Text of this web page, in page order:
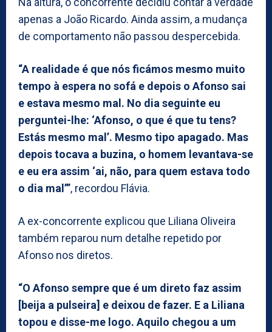
apenas a João Ricardo. Ainda assim, a mudança
de comportamento não passou despercebida.
“A realidade é que nós ficámos mesmo muito
tempo à espera no sofá e depois o Afonso sai
e estava mesmo mal. No dia seguinte eu
perguntei-lhe: ‘Afonso, o que é que tu tens?
Estás mesmo mal’. Mesmo tipo apagado. Mas
depois tocava a buzina, o homem levantava-se
e eu era assim ‘ai, não, para quem estava todo
o dia mal’”, recordou Flávia.
A ex-concorrente explicou que Liliana Oliveira
também reparou num detalhe repetido por
Afonso nos diretos.
“O Afonso sempre que é um direto faz assim
[beija a pulseira] e deixou de fazer. E a Liliana
topou e disse-me logo. Aquilo chegou a um